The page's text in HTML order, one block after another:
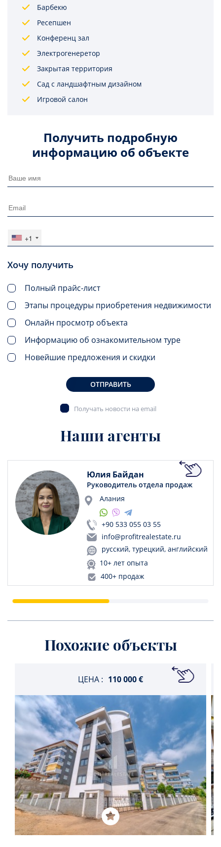
Барбекю
Ресепшен
Конференц зал
Электрогенеретор
Закрытая территория
Сад с ландшафтным дизайном
Игровой салон
Получить подробную
информацию об объекте
+1
Хочу получить
Полный прайс-лист
Этапы процедуры приобретения недвижимости
Онлайн просмотр объекта
Информацию об ознакомительном туре
Новейшие предложения и скидки
ОТПРАВИТЬ
Получать новости на email
Наши агенты
Юлия Байдан
Руководитель отдела продаж
Алания
+90 533 055 03 55
info@profitrealestate.ru
русский, турецкий, английский
10+ лет опыта
400+ продаж
Похожие объекты
ЦЕНА : 110 000 €